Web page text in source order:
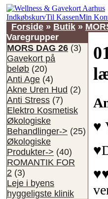
IndkøbskurvTil KassenMin
Forside » Butik »
♥
Varegrupper
MORS DAG 26 (3)
Gavekort på
beløb (20)
Anti Age (4)
Akne Uren Hud (2)
Anti Stress (7)
Elektro Kosmetisk
Økologiske
Behandlinger-> (25)
Økologiske
Produkter-> (40)
ROMANTIK FOR
2 (3)
Leje i byens
hyggeligste klinik